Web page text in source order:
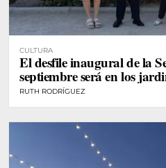
CULTURA
El desfile inaugural de la
septiembre será en los
RUTH RODRÍGUEZ